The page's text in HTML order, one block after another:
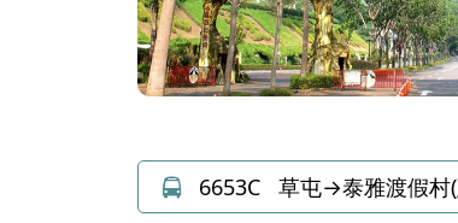
6653C 草屯→泰雅渡假村